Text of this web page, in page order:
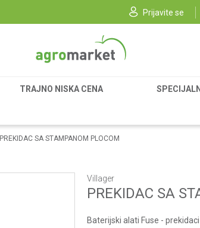
Prijavite se
TRAJNO NISKA CENA
PREKIDAC SA STAMPANOM PLOCOM
Villager
PREKIDAC SA
Baterijski alati Fuse - prekidaci